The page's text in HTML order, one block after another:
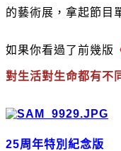
的藝術展，拿起節目
如果你看過了前幾版
對生活對生命都有不
25周年特別紀念版